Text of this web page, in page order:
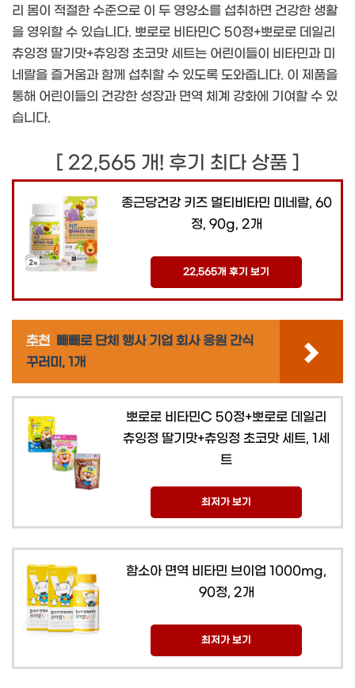
리 몸이 적절한 수준으로 이 두 영양소를 섭취하면 건강한 생활
을 영위할 수 있습니다. 뽀로로 비타민C 50정+뽀로로 데일리
츄잉정 딸기맛+츄잉정 초코맛 세트는 어린이들이 비타민과 미
네랄을 즐거움과 함께 섭취할 수 있도록 도와줍니다. 이 제품을
통해 어린이들의 건강한 성장과 면역 체계 강화에 기여할 수 있
습니다.
[ 22,565 개! 후기 최다 상품 ]
종근당건강 키즈 멀티비타민 미네랄, 60
정, 90g, 2개
22,565개 후기 보기
추천 빼빼로 단체 행사 기업 회사 응원 간식
꾸러미, 1개
뽀로로 비타민C 50정+뽀로로 데일리
츄잉정 딸기맛+츄잉정 초코맛 세트, 1세
트
최저가 보기
함소아 면역 비타민 브이업 1000mg,
90정, 2개
최저가 보기